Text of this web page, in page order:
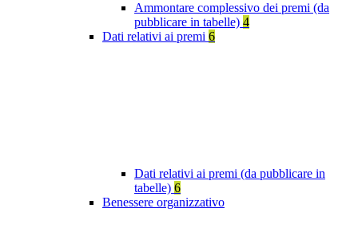
Ammontare complessivo dei premi (da
pubblicare in tabelle) 4
Dati relativi ai premi 6
Dati relativi ai premi (da pubblicare in
tabelle) 6
Benessere organizzativo